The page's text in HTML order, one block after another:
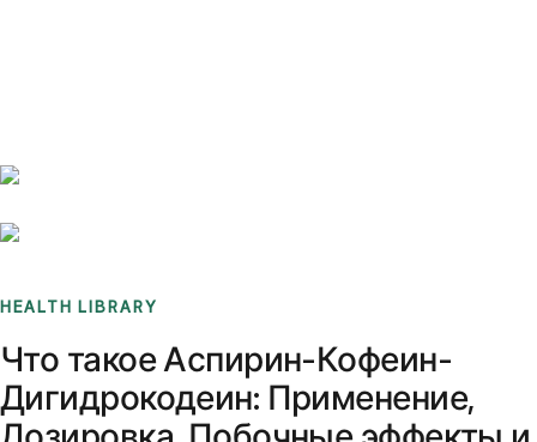
HEALTH LIBRARY
Что такое Аспирин-Кофеин-
Дигидрокодеин: Применение,